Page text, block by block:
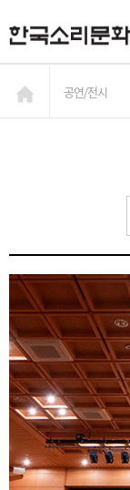
공연/전시